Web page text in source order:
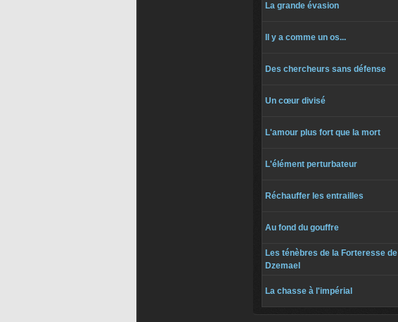
La grande évasion
Il y a comme un os...
Des chercheurs sans défense
Un cœur divisé
L'amour plus fort que la mort
L'élément perturbateur
Réchauffer les entrailles
Au fond du gouffre
Les ténèbres de la Forteresse de
Dzemael
La chasse à l'impérial